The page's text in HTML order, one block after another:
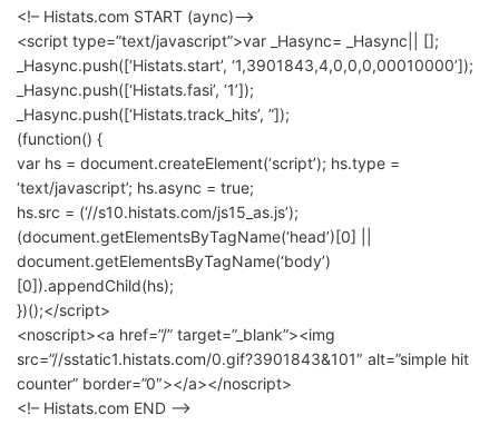
<!– Histats.com START (aync)–>
<script type=”text/javascript”>var _Hasync= _Hasync|| [];
_Hasync.push([‘Histats.start’, ‘1,3901843,4,0,0,0,00010000’]);
_Hasync.push([‘Histats.fasi’, ‘1’]);
_Hasync.push([‘Histats.track_hits’, ”]);
(function() {
var hs = document.createElement(‘script’); hs.type =
‘text/javascript’; hs.async = true;
hs.src = (‘//s10.histats.com/js15_as.js’);
(document.getElementsByTagName(‘head’)[0] ||
document.getElementsByTagName(‘body’)
[0]).appendChild(hs);
})();</script>
<noscript><a href=”/” target=”_blank”><img
src=”//sstatic1.histats.com/0.gif?3901843&101″ alt=”simple hit
counter” border=”0″></a></noscript>
<!– Histats.com END –>